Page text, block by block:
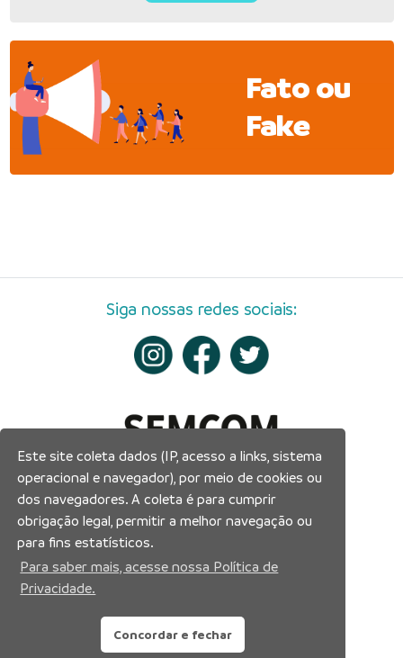
Fato ou
Fake
Siga nossas redes sociais:
Prefeitura Municipal de Manaus
Este site coleta dados (IP, acesso a links, sistema
operacional e navegador), por meio de cookies ou
dos navegadores. A coleta é para cumprir
obrigação legal, permitir a melhor navegação ou
para fins estatísticos.
Para saber mais, acesse nossa Política de
Privacidade.
Concordar e fechar